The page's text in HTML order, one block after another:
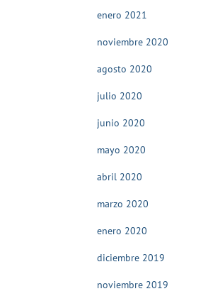
enero 2021
noviembre 2020
agosto 2020
julio 2020
junio 2020
mayo 2020
abril 2020
marzo 2020
enero 2020
diciembre 2019
noviembre 2019